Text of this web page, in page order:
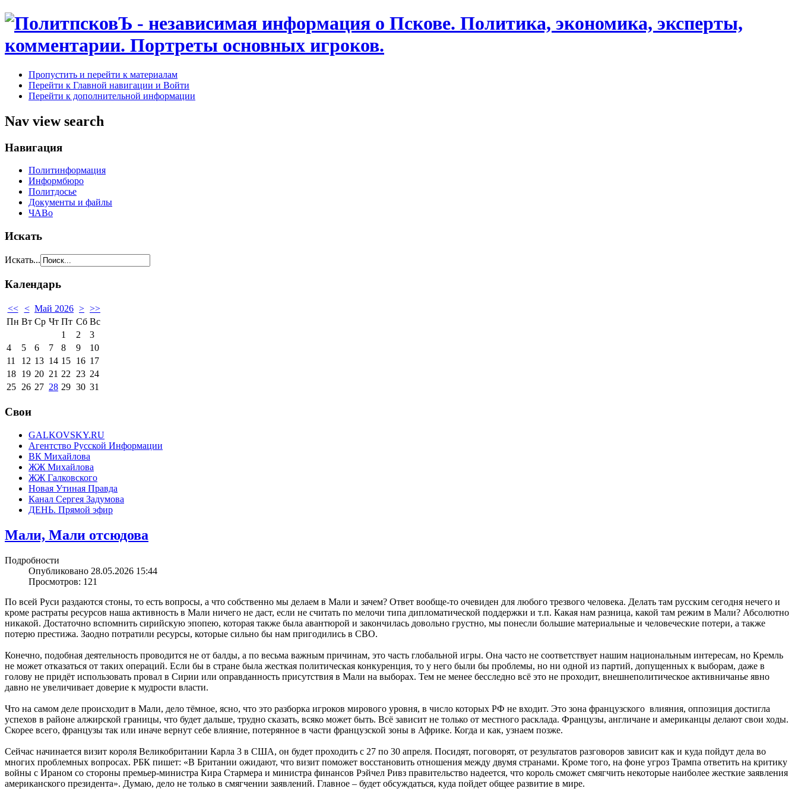
Пропустить и перейти к материалам
Перейти к Главной навигации и Войти
Перейти к дополнительной информации
Nav view search
Навигация
Политинформация
Информбюро
Политдосье
Документы и файлы
ЧАВо
Искать
Искать...
Календарь
<< < Май 2026 > >>
Пн Вт Ср Чт Пт Сб Вс
1
2
3
4
5 6 7 8 9
10
11
12 13 14 15 16 17
18 19 20 21 22 23 24
25 26 27 28 29 30 31
Свои
GALKOVSKY.RU
Агентство Русской Информации
ВК Михайлова
ЖЖ Михайлова
ЖЖ Галковского
Новая Утиная Правда
Канал Сергея Задумова
ДЕНЬ. Прямой эфир
Мали, Мали отсюдова
Подробности
Опубликовано 28.05.2026 15:44
Просмотров: 121
По всей Руси раздаются стоны, то есть вопросы, а что собственно мы делаем в Мали и зачем? Ответ вообще-то очевиден для любого трезвого человека. Делать там русским сегодня нечего и
кроме растраты ресурсов наша активность в Мали ничего не даст, если не считать по мелочи типа дипломатической поддержки и т.п. Какая нам разница, какой там режим в Мали? Абсолютно
никакой. Достаточно вспомнить сирийскую эпопею, которая также была авантюрой и закончилась довольно грустно, мы понесли большие материальные и человеческие потери, а также
потерю престижа. Заодно потратили ресурсы, которые сильно бы нам пригодились в СВО.
Конечно, подобная деятельность проводится не от балды, а по весьма важным причинам, это часть глобальной игры. Она часто не соответствует нашим национальным интересам, но Кремль
не может отказаться от таких операций. Если бы в стране была жесткая политическая конкуренция, то у него были бы проблемы, но ни одной из партий, допущенных к выборам, даже в
голову не придёт использовать провал в Сирии или оправданность присутствия в Мали на выборах. Тем не менее бесследно всё это не проходит, внешнеполитическое активничанье явно
давно не увеличивает доверие к мудрости власти.
Что на самом деле происходит в Мали, дело тёмное, ясно, что это разборка игроков мирового уровня, в число которых РФ не входит. Это зона французского влияния, оппозиция достигла
успехов в районе алжирской границы, что будет дальше, трудно сказать, всяко может быть. Всё зависит не только от местного расклада. Французы, англичане и американцы делают свои ходы.
Скорее всего, французы так или иначе вернут себе влияние, потерянное в части французской зоны в Африке. Когда и как, узнаем позже.
Сейчас начинается визит короля Великобритании Карла 3 в США, он будет проходить с 27 по 30 апреля. Посидят, поговорят, от результатов разговоров зависит как и куда пойдут дела во
многих проблемных вопросах. РБК пишет: «В Британии ожидают, что визит поможет восстановить отношения между двумя странами. Кроме того, на фоне угроз Трампа ответить на критику
войны с Ираном со стороны премьер-министра Кира Стармера и министра финансов Рэйчел Ривз правительство надеется, что король сможет смягчить некоторые наиболее жесткие заявления
американского президента». Думаю, дело не только в смягчении заявлений. Главное – будет обсуждаться, куда пойдет общее развитие в мире.